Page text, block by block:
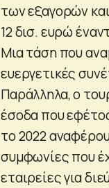
των εξαγορών
12 δισ. ευρώ
Μια τάση που
ευεργετικές
Παράλληλα, ο
έσοδα που
το 2022
συμφωνίες που
εταιρείες για